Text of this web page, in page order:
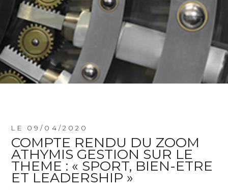
LE 09/04/2020
COMPTE RENDU DU ZOOM
ATHYMIS GESTION SUR LE
THEME : « SPORT, BIEN-ETRE
ET LEADERSHIP »